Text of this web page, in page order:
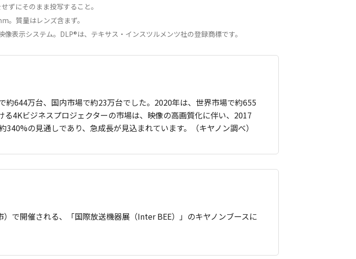
ずにそのまま投写すること。
質量はレンズ含まず。
示システム。DLP®は、テキサス・インスツルメンツ社の登録商標です。
644万台、国内市場で約23万台でした。2020年は、世界市場で約655
4Kビジネスプロジェクターの市場は、映像の高画質化に伴い、2017
の見通しであり、急成長が見込まれています。（キヤノン調べ）
で開催される、「国際放送機器展（Inter BEE）」のキヤノンブースに